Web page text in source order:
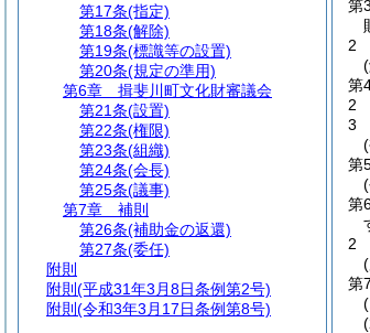
第
2
第
2
3
第
第
2
第
第17条(指定)
第18条(解除)
第19条(標識等の設置)
第20条(規定の準用)
第6章
揖斐川町文化財審議会
第21条(設置)
第22条(権限)
第23条(組織)
第24条(会長)
第25条(議事)
第7章
補則
第26条(補助金の返還)
第27条(委任)
附則
附則 (平成31年3月8日条例第2号)
附則 (令和3年3月17日条例第8号)